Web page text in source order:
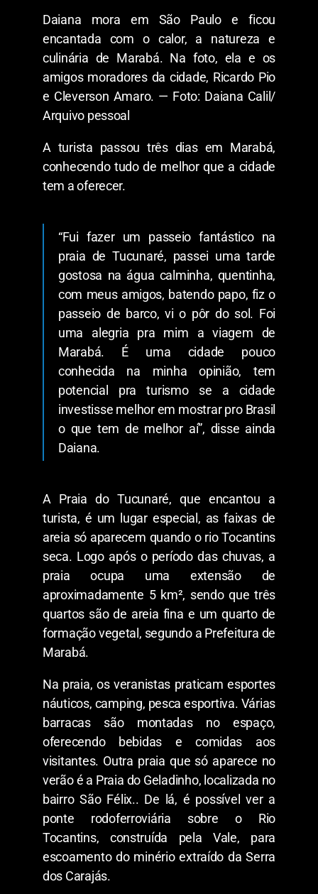
Daiana mora em São Paulo e ficou
encantada com o calor, a natureza e
culinária de Marabá. Na foto, ela e os
amigos moradores da cidade, Ricardo Pio
e Cleverson Amaro. — Foto: Daiana Calil/
Arquivo pessoal
A turista passou três dias em Marabá,
conhecendo tudo de melhor que a cidade
tem a oferecer.
“Fui fazer um passeio fantástico na
praia de Tucunaré, passei uma tarde
gostosa na água calminha, quentinha,
com meus amigos, batendo papo, fiz o
passeio de barco, vi o pôr do sol. Foi
uma alegria pra mim a viagem de
Marabá. É uma cidade pouco
conhecida na minha opinião, tem
potencial pra turismo se a cidade
investisse melhor em mostrar pro Brasil
o que tem de melhor aí”, disse ainda
Daiana.
A Praia do Tucunaré, que encantou a
turista, é um lugar especial, as faixas de
areia só aparecem quando o rio Tocantins
seca. Logo após o período das chuvas, a
praia ocupa uma extensão de
aproximadamente 5 km², sendo que três
quartos são de areia fina e um quarto de
formação vegetal, segundo a Prefeitura de
Marabá.
Na praia, os veranistas praticam esportes
náuticos, camping, pesca esportiva. Várias
barracas são montadas no espaço,
oferecendo bebidas e comidas aos
visitantes. Outra praia que só aparece no
verão é a Praia do Geladinho, localizada no
bairro São Félix.. De lá, é possível ver a
ponte rodoferroviária sobre o Rio
Tocantins, construída pela Vale, para
escoamento do minério extraído da Serra
dos Carajás.